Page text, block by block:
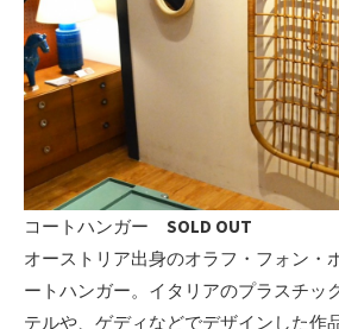
コートハンガー SOLD OUT
オーストリア出身のオラフ・フォン・
ートハンガー。イタリアのプラスチッ
テルや、ゲディなどでデザインした作